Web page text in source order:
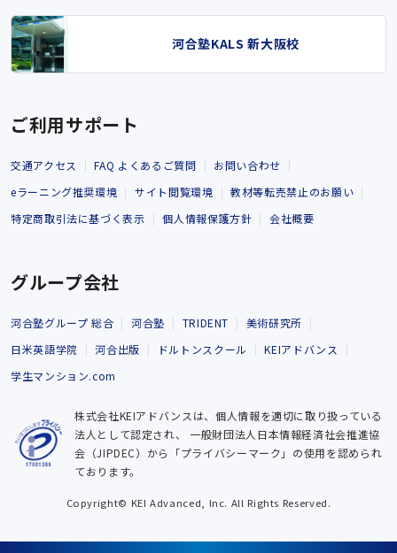
河合塾KALS 新大阪校
ご利用サポート
交通アクセス FAQ よくあるご質問
お問い合わせ
eラーニング推奨環境
サイト閲覧環境
教材等転売禁止のお願い
特定商取引法に基づく表示
個人情報保護方針 会社概要
グループ会社
河合塾グループ 総合 河合塾 TRIDENT
美術研究所
日米英語学院
河合出版 ドルトンスクール
KEIアドバンス
学生マンション.com
株式会社KEIアドバンスは、個人情報を適切に取り扱っている
法人として認定され、 一般財団法人日本情報経済社会推進協
会（JIPDEC）から「プライバシーマーク」の使用を認められ
ております。
Copyright© KEI Advanced, Inc. All Rights Reserved.